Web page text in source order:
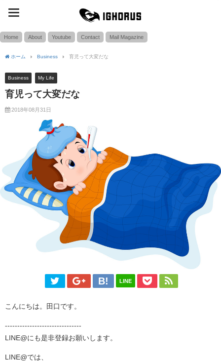
toggle
Home About Youtube Contact Mail Magazine
ホーム Business 育児って大変だな
Business My Life
育児って大変だな
2018年08月31日
LINE
こんにちは。田口です。
-------------------------------
LINE@にも是非登録お願いします。
LINE@では、